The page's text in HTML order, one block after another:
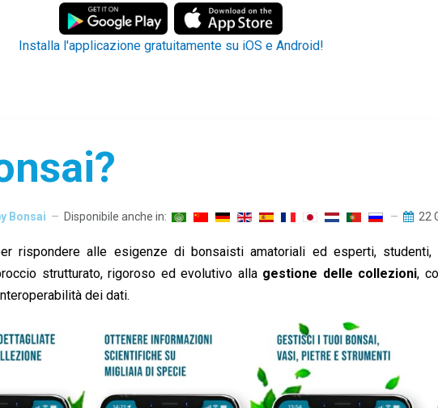
Installa l'applicazione gratuitamente su iOS e Android!
Bonsai Disponibile anche in: 22
rispondere alle esigenze di bonsaisti amatoriali ed esperti,
strutturato, rigoroso ed evolutivo alla gestione delle collezioni,
dei dati.